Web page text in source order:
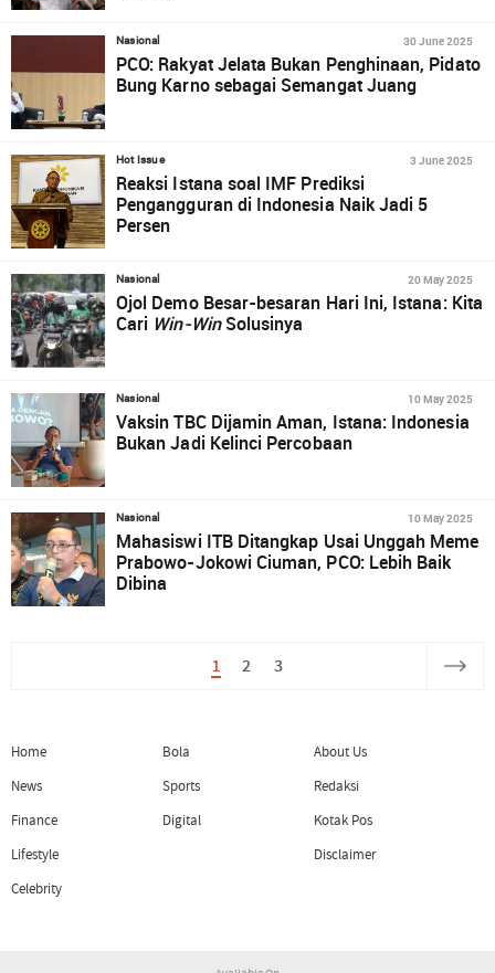
Nasional 30 June 2025
PCO: Rakyat Jelata Bukan Penghinaan, Pidato
Bung Karno sebagai Semangat Juang
Hot Issue 3 June 2025
Reaksi Istana soal IMF Prediksi
Pengangguran di Indonesia Naik Jadi 5
Persen
Nasional 20 May 2025
Ojol Demo Besar-besaran Hari Ini, Istana: Kita
Cari Win-WinSolusinya
Nasional 10 May 2025
Vaksin TBC Dijamin Aman, Istana: Indonesia
Bukan Jadi Kelinci Percobaan
Nasional 10 May 2025
Mahasiswi ITB Ditangkap Usai Unggah Meme
Prabowo-Jokowi Ciuman, PCO: Lebih Baik
Dibina
1 2 3
Home
News
Finance
Lifestyle
Celebrity
Bola
Sports
Digital
About Us
Redaksi
Kotak Pos
Disclaimer